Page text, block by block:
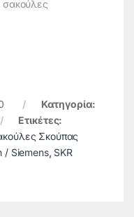
σακούλες
Κατηγορία:
Ετικέτες:
Σκούπας
/ Siemens, SKR